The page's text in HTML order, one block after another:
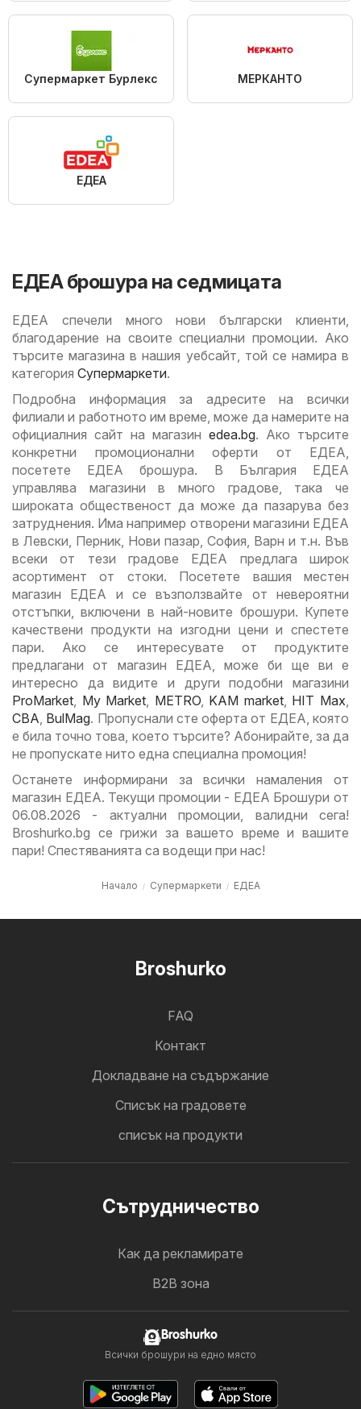
Супермаркет Бурлекс МЕРКАНТО
ЕДЕА
ЕДЕА брошура на седмицата
ЕДЕА спечели много нови български клиенти,
благодарение на своите специални промоции. Ако
търсите магазина в нашия уебсайт, той се намира в
категория Супермаркети.
Подробна информация за адресите на всички
филиали и работното им време, може да намерите на
официалния сайт на магазин edea.bg. Ако търсите
конкретни промоционални оферти от ЕДЕА,
посетете ЕДЕА брошура. В България ЕДЕА
управлява магазини в много градове, така че
широката общественост да може да пазарува без
затруднения. Има например отворени магазини ЕДЕА
в Левски, Перник, Нови пазар, София, Варн и т.н. Във
всеки от тези градове ЕДЕА предлага широк
асортимент от стоки. Посетете вашия местен
магазин ЕДЕА и се възползвайте от невероятни
отстъпки, включени в най-новите брошури. Купете
качествени продукти на изгодни цени и спестете
пари. Ако се интересувате от продуктите
предлагани от магазин ЕДЕА, може би ще ви е
интересно да видите и други подобни магазини
ProMarket, My Market, METRO, KAM market, HIT Max,
CBA, BulMag. Пропуснали сте оферта от ЕДЕА, която
е била точно това, което търсите? Абонирайте, за да
не пропускате нито една специална промоция!
Останете информирани за всички намаления от
магазин ЕДЕА. Текущи промоции - ЕДЕА Брошури от
06.08.2026 - актуални промоции, валидни сега!
Broshurko.bg се грижи за вашето време и вашите
пари! Спестяванията са водещи при нас!
Начало Супермаркети ЕДЕА
Broshurko
FAQ
Контакт
Докладване на съдържание
Cписък на градовете
списък на продукти
Cътрудничество
Как да рекламирате
B2B зона
Broshurko
Всички брошури на едно място